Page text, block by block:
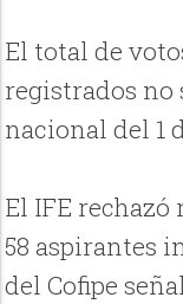
El total de
registrados no
nacional del 1
El IFE
58 aspirantes
del Cofipe